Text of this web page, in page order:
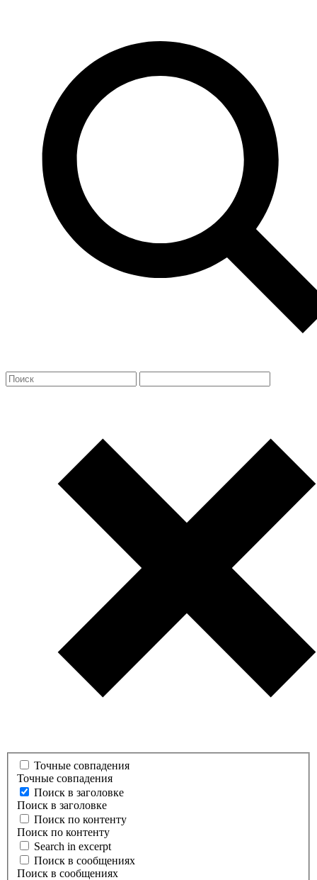
Точные совпадения
Точные совпадения
Поиск в заголовке
Поиск в заголовке
Поиск по контенту
Поиск по контенту
Search in excerpt
Поиск в сообщениях
Поиск в сообщениях